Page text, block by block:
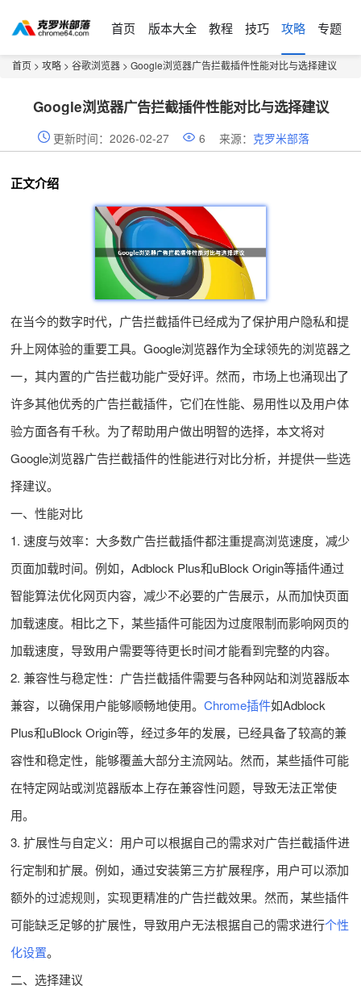
首页 版本大全 教程 技巧 攻略 专题
首页 > 攻略 > 谷歌浏览器 > Google浏览器广告拦截插件性能对比与选择建议
Google浏览器广告拦截插件性能对比与选择建议
更新时间：2026-02-27 6 来源： 克罗米部落
正文介绍
在当今的数字时代，广告拦截插件已经成为了保护用户隐私和提
升上网体验的重要工具。Google浏览器作为全球领先的浏览器之
一，其内置的广告拦截功能广受好评。然而，市场上也涌现出了
许多其他优秀的广告拦截插件，它们在性能、易用性以及用户体
验方面各有千秋。为了帮助用户做出明智的选择，本文将对
Google浏览器广告拦截插件的性能进行对比分析，并提供一些选
择建议。
一、性能对比
1. 速度与效率：大多数广告拦截插件都注重提高浏览速度，减少
页面加载时间。例如，Adblock Plus和uBlock Origin等插件通过
智能算法优化网页内容，减少不必要的广告展示，从而加快页面
加载速度。相比之下，某些插件可能因为过度限制而影响网页的
加载速度，导致用户需要等待更长时间才能看到完整的内容。
2. 兼容性与稳定性：广告拦截插件需要与各种网站和浏览器版本
兼容，以确保用户能够顺畅地使用。 Chrome插件如Adblock
Plus和uBlock Origin等，经过多年的发展，已经具备了较高的兼
容性和稳定性，能够覆盖大部分主流网站。然而，某些插件可能
在特定网站或浏览器版本上存在兼容性问题，导致无法正常使
用。
3. 扩展性与自定义：用户可以根据自己的需求对广告拦截插件进
行定制和扩展。例如，通过安装第三方扩展程序，用户可以添加
额外的过滤规则，实现更精准的广告拦截效果。然而，某些插件
可能缺乏足够的扩展性，导致用户无法根据自己的需求进行个性
化设置。
二、选择建议